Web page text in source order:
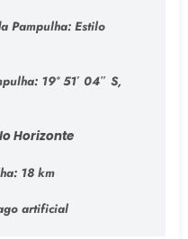
Pampulha:Estilo
19° 51′ 04″ S,
Horizonte
18 km
artificial